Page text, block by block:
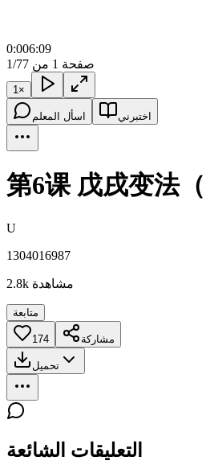
0:006:09
1/7
صفحة 1 من 7
1×
اسأل المعلم اختبرني
第6课 戊戌变法
U
1304016987
2.8k مشاهدة
متابعة
174 مشاركة
تحميل
التعليقات الشائعة